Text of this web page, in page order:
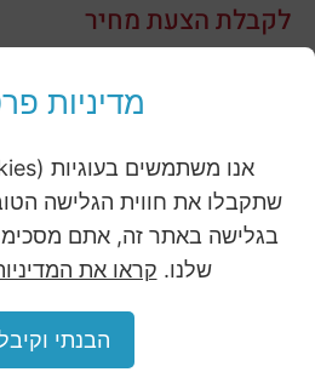
מדיניות
שתקבלו את חווית הגלישה
בגלישה באתר זה, אתם
שלנו. קראו את
הבנתי
לקבלת הצעת מחיר
מלאו את הפרטים ושלחו
אני מאשר/ת את מדיניות
שם מלא